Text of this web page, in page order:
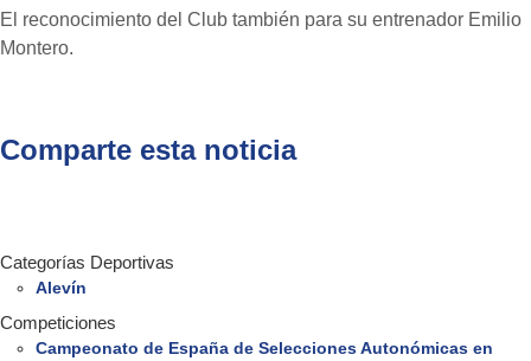
El reconocimiento del Club también para su entrenador Emilio
Montero.
Comparte esta noticia
Categorías Deportivas
Alevín
Competiciones
Campeonato de España de Selecciones Autonómicas en